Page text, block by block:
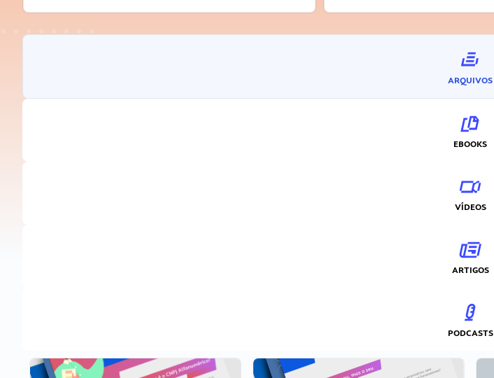
ARQUIVOS
EBOOKS
VÍDEOS
ARTIGOS
PODCASTS